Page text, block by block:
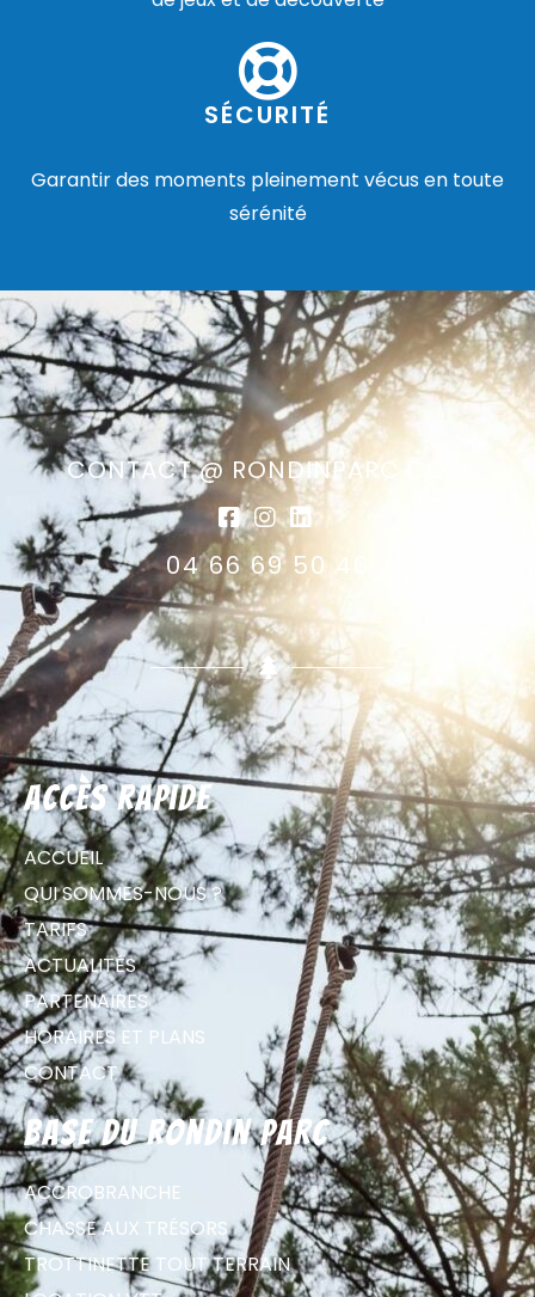
SÉCURITÉ
Garantir des moments pleinement vécus en toute
sérénité
CONTACT @ RONDINPARC.COM
04 66 69 50 46
Accès rapide
ACCUEIL
QUI SOMMES-NOUS ?
TARIFS
ACTUALITÉS
PARTENAIRES
HORAIRES ET PLANS
CONTACT
Base du Rondin parc
ACCROBRANCHE
CHASSE AUX TRÉSORS
TROTTINETTE TOUT TERRAIN